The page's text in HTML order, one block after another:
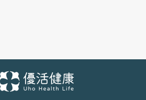
分三大類：首先是季節因素，年節期間為
疾病如感冒及病毒性腸胃炎成為春節期間